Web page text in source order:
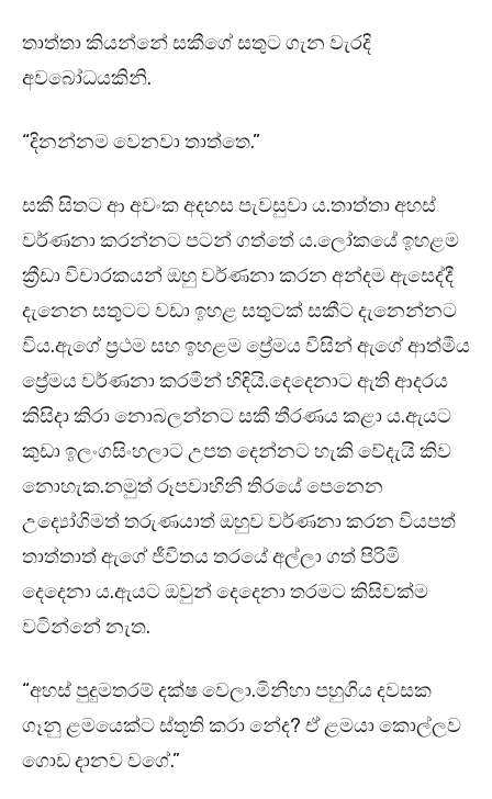
තාත්තා කියන්නේ සකීගේ සතුට ගැන වැරදි
අවබෝධයකිනි.
“දිනන්නම වෙනවා තාත්තෙ.”
සකී සිතට ආ අවංක අදහස පැවසුවා ය.තාත්තා අහස්
වර්ණනා කරන්නට පටන් ගත්තේ ය.ලෝකයේ ඉහළම
ක්‍රීඩා විචාරකයන් ඔහු වර්ණනා කරන අන්දම ඇසෙද්දී
දැනෙන සතුටට වඩා ඉහළ සතුටක් සකීට දැනෙන්නට
විය.ඇගේ ප්‍රථම සහ ඉහළම ප්‍රේමය විසින් ඇගේ ආත්මීය
ප්‍රේමය වර්ණනා කරමින් හිඳියි.දෙදෙනාට ඇති ආදරය
කිසිදා කිරා නොබලන්නට සකී තීරණය කළා ය.ඇයට
කුඩා ඉලංගසිංහලාට උපත දෙන්නට හැකි වේදැයි කිව
නොහැක.නමුත් රූපවාහිනි තිරයේ පෙනෙන
උද්‍යෝගිමත් තරුණයාත් ඔහුව වර්ණනා කරන වියපත්
තාත්තාත් ඇගේ ජීවිතය තරයේ අල්ලා ගත් පිරිමි
දෙදෙනා ය.ඇයට ඔවුන් දෙදෙනා තරමට කිසිවක්ම
වටින්නේ නැත.
“අහස් පුදුමතරම් දක්ෂ වෙලා.මිනිහා පහුගිය දවසක
ගෑනු ළමයෙක්ට ස්තූති කරා නේද? ඒ ළමයා කොල්ලව
ගොඩ දානව වගේ.”